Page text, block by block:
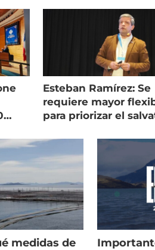
Esteban Ramírez: Se
requiere mayor
para priorizar el
medidas de